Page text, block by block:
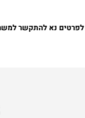
לפרטים נא להתקשר למשרד : 08-